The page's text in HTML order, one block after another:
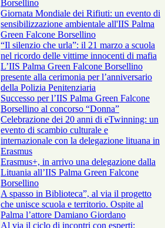
Borsellino
Giornata Mondiale dei Rifiuti: un evento di
sensibilizzazione ambientale all'IIS Palma
Green Falcone Borsellino
“Il silenzio che urla”: il 21 marzo a scuola
nel ricordo delle vittime innocenti di mafia
L’IIS Palma Green Falcone Borsellino
presente alla cerimonia per l’anniversario
della Polizia Penitenziaria
Successo per l’IIS Palma Green Falcone
Borsellino al concorso “Donna”
Celebrazione dei 20 anni di eTwinning: un
evento di scambio culturale e
internazionale con la delegazione lituana in
Erasmus
Erasmus+, in arrivo una delegazione dalla
Lituania all’IIS Palma Green Falcone
Borsellino
A spasso in Biblioteca”, al via il progetto
che unisce scuola e territorio. Ospite al
Palma l’attore Damiano Giordano
Al via il ciclo di incontri con esperti: